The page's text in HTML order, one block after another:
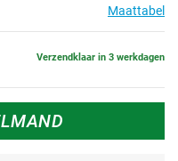
Maattabel
Verzendklaar in 3 werkdagen